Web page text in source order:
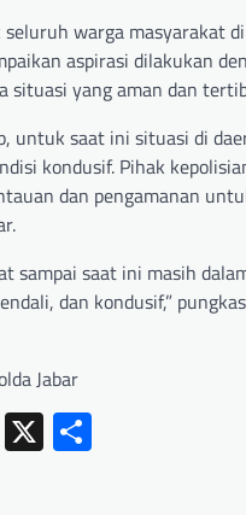
warga masyarakat
aspirasi dilakukan
situasi yang aman dan
untuk saat ini situasi di
kondusif. Pihak
dan pengamanan
sampai saat ini masih
dan kondusif,”
Jabar
Email
X